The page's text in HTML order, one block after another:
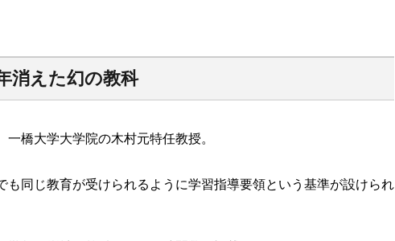
消えた幻の教科
一橋大学大学院の木村元特任教授。
も同じ教育が受けられるように学習指導要領という基準が設けられ